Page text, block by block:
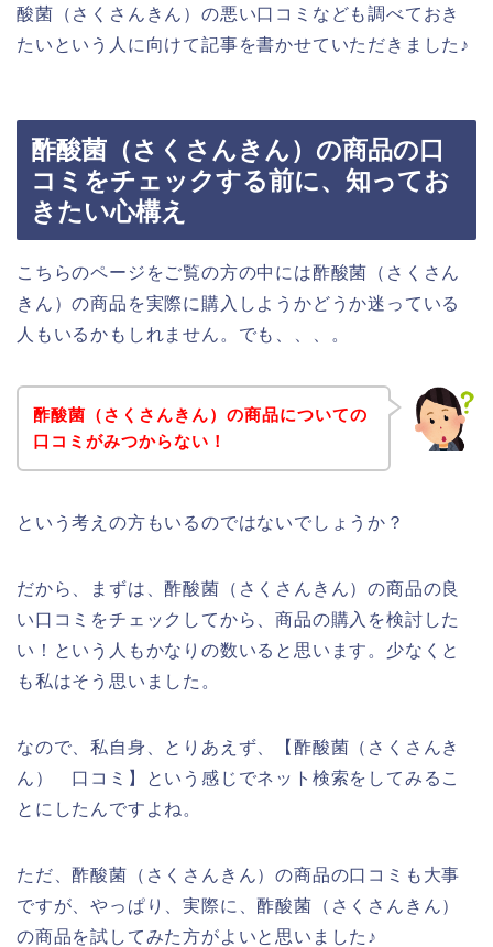
酸菌（さくさんきん）の悪い口コミなども調べておき
たいという人に向けて記事を書かせていただきました♪
酢酸菌（さくさんきん）の商品の口
コミをチェックする前に、知ってお
きたい心構え
こちらのページをご覧の方の中には酢酸菌（さくさん
きん）の商品を実際に購入しようかどうか迷っている
人もいるかもしれません。でも、、、。
酢酸菌（さくさんきん）の商品についての
口コミがみつからない！
という考えの方もいるのではないでしょうか？
だから、まずは、酢酸菌（さくさんきん）の商品の良
い口コミをチェックしてから、商品の購入を検討した
い！という人もかなりの数いると思います。少なくと
も私はそう思いました。
なので、私自身、とりあえず、【酢酸菌（さくさんき
ん） 口コミ】という感じでネット検索をしてみるこ
とにしたんですよね。
ただ、酢酸菌（さくさんきん）の商品の口コミも大事
ですが、やっぱり、実際に、酢酸菌（さくさんきん）
の商品を試してみた方がよいと思いました♪